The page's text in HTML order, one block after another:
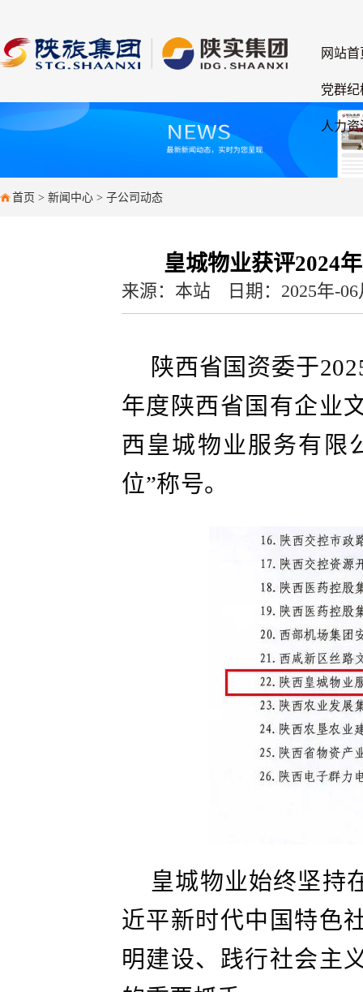
网站首
党群纪
人力资
首页 > 新闻中心 > 子公司动态
皇城物业获评2024
来源：本站 日期：2025年-
陕西省国资委于
年度陕西省国有企业
西皇城物业服务有限
位”称号。
皇城物业始终坚持
近平新时代中国特色
明建设、践行社会主